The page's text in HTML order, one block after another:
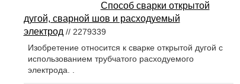
Способ сварки открытой
дугой, сварной шов и расходуемый
электрод// 2279339
Изобретение относится к сварке открытой дугой с
использованием трубчатого расходуемого
электрода. .